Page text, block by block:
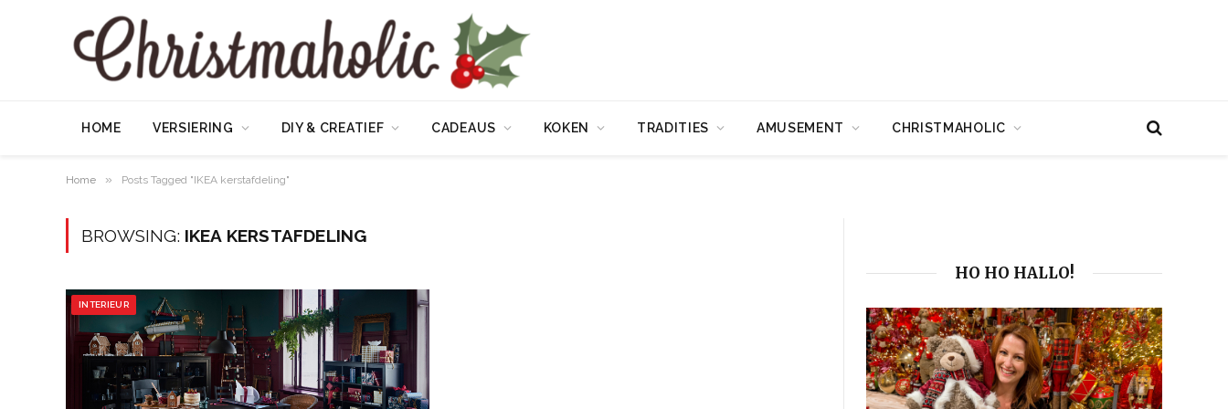
HOME VERSIERING DIY & CREATIEF CADEAUS KOKEN TRADITIES AMUSEMENT CHRISTMAHOLIC
Home » Posts Tagged "IKEA kerstafdeling"
BROWSING: IKEA KERSTAFDELING
INTERIEUR
HO HO HALLO!